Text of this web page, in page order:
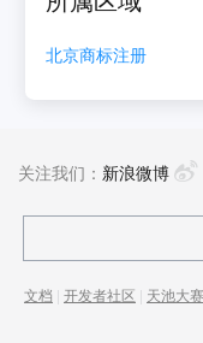
北京商标注册